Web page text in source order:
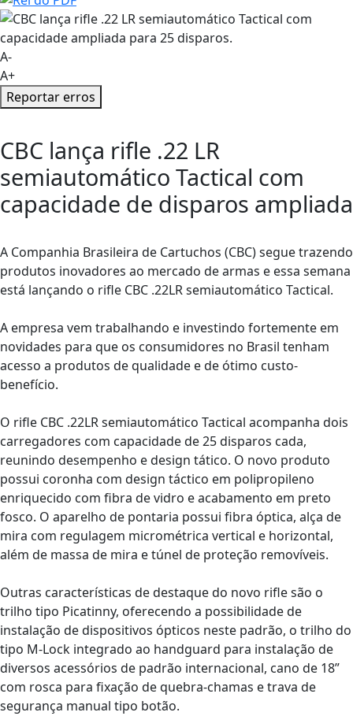
A-
A+
Reportar erros
CBC lança rifle .22 LR
semiautomático Tactical com
capacidade de disparos ampliada
A Companhia Brasileira de Cartuchos (CBC) segue trazendo
produtos inovadores ao mercado de armas e essa semana
está lançando o rifle CBC .22LR semiautomático Tactical.
A empresa vem trabalhando e investindo fortemente em
novidades para que os consumidores no Brasil tenham
acesso a produtos de qualidade e de ótimo custo-
benefício.
O rifle CBC .22LR semiautomático Tactical acompanha dois
carregadores com capacidade de 25 disparos cada,
reunindo desempenho e design tático. O novo produto
possui coronha com design táctico em polipropileno
enriquecido com fibra de vidro e acabamento em preto
fosco. O aparelho de pontaria possui fibra óptica, alça de
mira com regulagem micrométrica vertical e horizontal,
além de massa de mira e túnel de proteção removíveis.
Outras características de destaque do novo rifle são o
trilho tipo Picatinny, oferecendo a possibilidade de
instalação de dispositivos ópticos neste padrão, o trilho do
tipo M-Lock integrado ao handguard para instalação de
diversos acessórios de padrão internacional, cano de 18”
com rosca para fixação de quebra-chamas e trava de
segurança manual tipo botão.